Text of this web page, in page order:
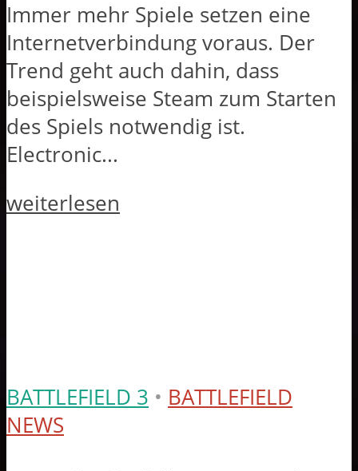
Immer mehr Spiele setzen eine
Internetverbindung voraus. Der
Trend geht auch dahin, dass
beispielsweise Steam zum Starten
des Spiels notwendig ist.
Electronic...
weiterlesen
BATTLEFIELD 3 • BATTLEFIELD
NEWS